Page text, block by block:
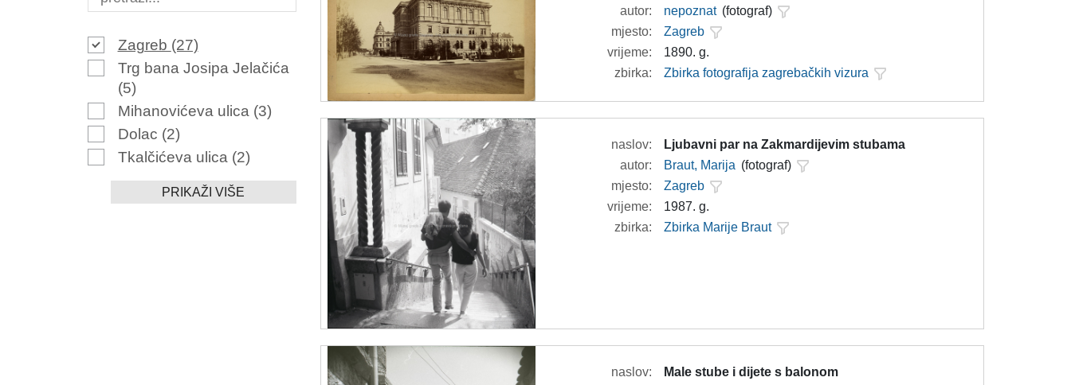
Zagreb (27)
Trg bana Josipa Jelačića
(5)
Mihanovićeva ulica (3)
Dolac (2)
Tkalčićeva ulica (2)
PRIKAŽI VIŠE
autor:
nepoznat (fotograf)
mjesto:
Zagreb
vrijeme:
1890. g.
zbirka:
Zbirka fotografija zagrebačkih vizura
naslov:
Ljubavni par na Zakmardijevim stubama
autor:
Braut, Marija (fotograf)
mjesto:
Zagreb
vrijeme:
1987. g.
zbirka:
Zbirka Marije Braut
naslov:
Male stube i dijete s balonom